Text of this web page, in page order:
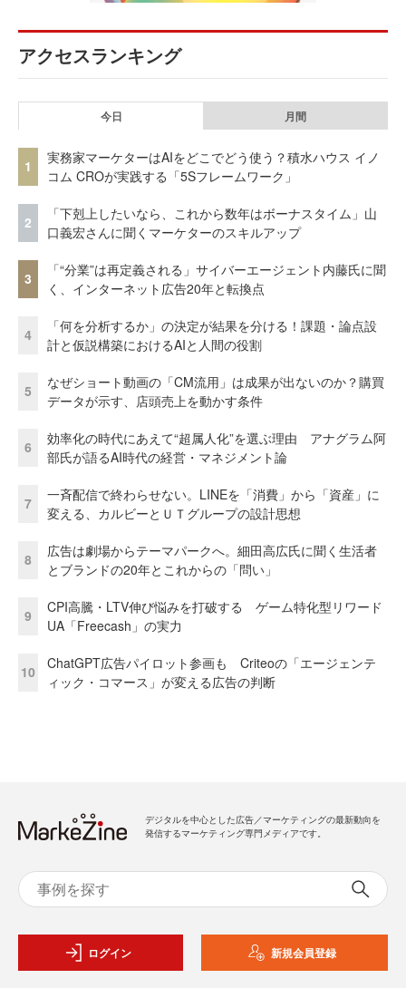
アクセスランキング
今日 月間
1
実務家マーケターはAIをどこでどう使う？積水ハウス イノ
コム CROが実践する「5Sフレームワーク」
2
「下剋上したいなら、これから数年はボーナスタイム」山
口義宏さんに聞くマーケターのスキルアップ
3
「“分業”は再定義される」サイバーエージェント内藤氏に聞
く、インターネット広告20年と転換点
4
「何を分析するか」の決定が結果を分ける！課題・論点設
計と仮説構築におけるAIと人間の役割
5
なぜショート動画の「CM流用」は成果が出ないのか？購買
データが示す、店頭売上を動かす条件
6
効率化の時代にあえて“超属人化”を選ぶ理由 アナグラム阿
部氏が語るAI時代の経営・マネジメント論
7
一斉配信で終わらせない。LINEを「消費」から「資産」に
変える、カルビーとＵＴグループの設計思想
8
広告は劇場からテーマパークへ。細田高広氏に聞く生活者
とブランドの20年とこれからの「問い」
9
CPI高騰・LTV伸び悩みを打破する ゲーム特化型リワード
UA「Freecash」の実力
10
ChatGPT広告パイロット参画も Criteoの「エージェンテ
ィック・コマース」が変える広告の判断
デジタルを中心とした広告／マーケティングの最新動向を
発信するマーケティング専門メディアです。
ログイン 新規会員登録